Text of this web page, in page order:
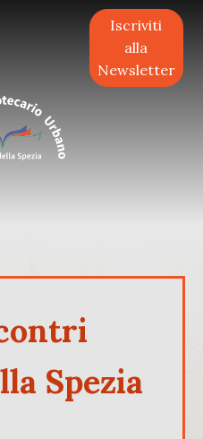
Iscriviti
alla
Newsletter
Spezia